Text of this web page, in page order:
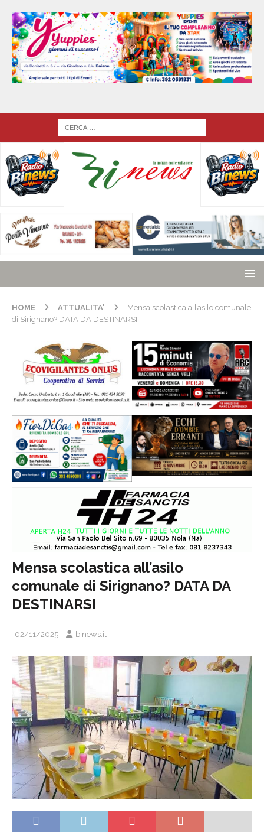
HOME ATTUALITA'
Mensa scolastica all’asilo comunale
di Sirignano? DATA DA DESTINARSI
Mensa scolastica all’asilo
comunale di Sirignano? DATA DA
DESTINARSI
02/11/2025 binews.it